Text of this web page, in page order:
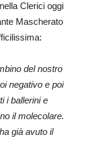
Clerici oggi
Mascherato
del nostro
negativo e poi
i ballerini e
il molecolare.
già avuto il